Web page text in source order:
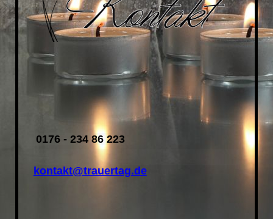
0176 - 234 86 223
kontakt@trauertag.de